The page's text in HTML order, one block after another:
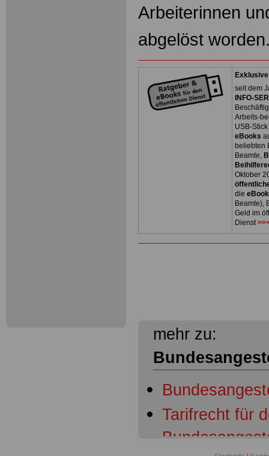
Arbeiterinnen
abgelöst
seit dem
INFO-
Arbeits-
USB-
eBooks
beliebten
Beamte,
Oktober
die
Beamte),
Geld im
Dienst
mehr zu:
Tarifrecht für